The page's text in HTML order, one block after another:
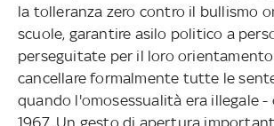
la tolleranza zero contro il bullismo
scuole, garantire asilo politico a
perseguitate per il loro orientamento
cancellare formalmente tutte le
quando l'omosessualità era illegale -
1967. Un gesto di apertura